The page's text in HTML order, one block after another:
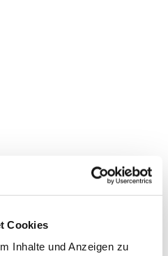
Cookies
Inhalte und Anzeigen zu